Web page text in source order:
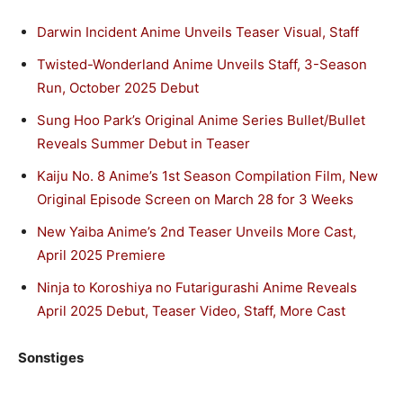
Darwin Incident Anime Unveils Teaser Visual, Staff
Twisted-Wonderland Anime Unveils Staff, 3-Season
Run, October 2025 Debut
Sung Hoo Park’s Original Anime Series Bullet/Bullet
Reveals Summer Debut in Teaser
Kaiju No. 8 Anime’s 1st Season Compilation Film, New
Original Episode Screen on March 28 for 3 Weeks
New Yaiba Anime’s 2nd Teaser Unveils More Cast,
April 2025 Premiere
Ninja to Koroshiya no Futarigurashi Anime Reveals
April 2025 Debut, Teaser Video, Staff, More Cast
Sonstiges